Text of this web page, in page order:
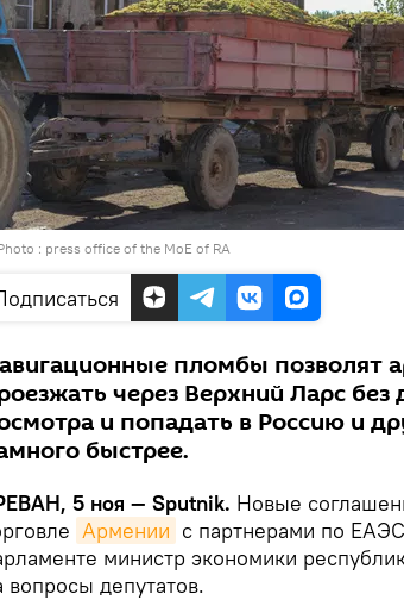
: press office of the MoE of RA
пломбы позволят
через Верхний Ларс без
и попадать в Россию и
быстрее.
5 ноя — Sputnik. Новые
Армении с партнерами по
министр экономики
вопросы депутатов.